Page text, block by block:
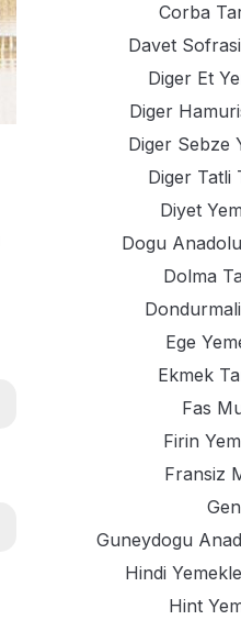
Corba
Davet
Diger Et
Diger
Diger Sebze
Diger Tatli
Diyet
Dogu
Dolma
Ege
Ekmek
Fas
Firin
Fransiz
Guneydogu
Hindi
Hint